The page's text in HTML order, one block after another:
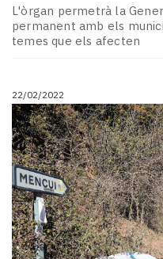
L'òrgan permetrà la
permanent amb els
temes que els afecten
22/02/2022